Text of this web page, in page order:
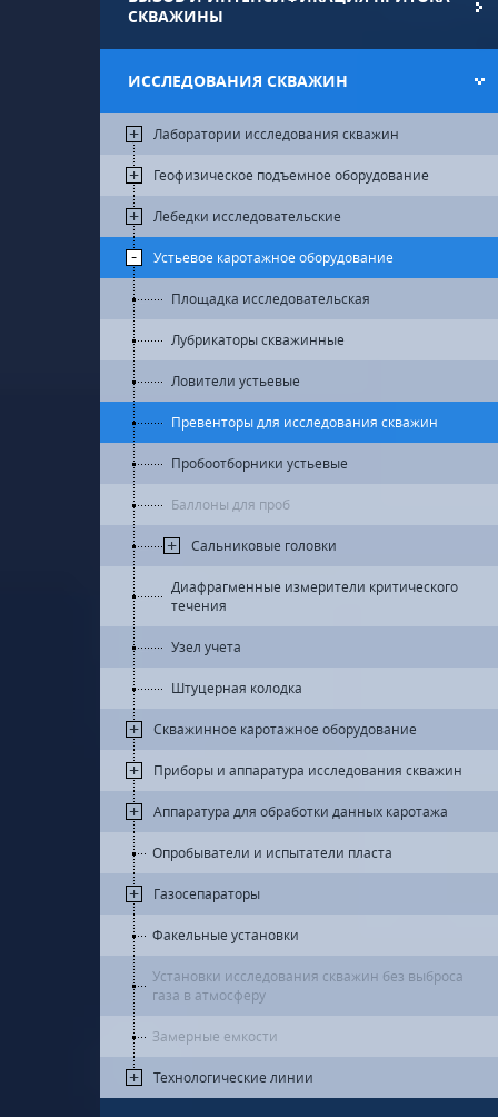
СКВАЖИНЫ
ИССЛЕДОВАНИЯ СКВАЖИН
Лаборатории исследования скважин
Геофизическое подъемное оборудование
Лебедки исследовательские
Устьевое каротажное оборудование
Площадка исследовательская
Лубрикаторы скважинные
Ловители устьевые
Превенторы для исследования скважин
Пробоотборники устьевые
Баллоны для проб
Сальниковые головки
Диафрагменные измерители критического
течения
Узел учета
Штуцерная колодка
Скважинное каротажное оборудование
Приборы и аппаратура исследования скважин
Аппаратура для обработки данных каротажа
Опробыватели и испытатели пласта
Газосепараторы
Факельные установки
Установки исследования скважин без выброса
газа в атмосферу
Замерные емкости
Технологические линии